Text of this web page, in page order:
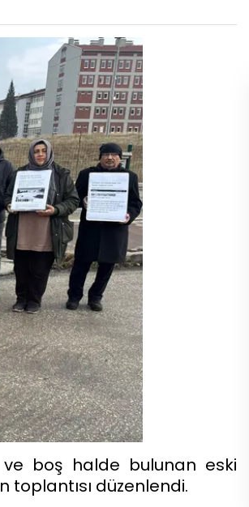
ve boş halde bulunan eski
toplantısı düzenlendi.